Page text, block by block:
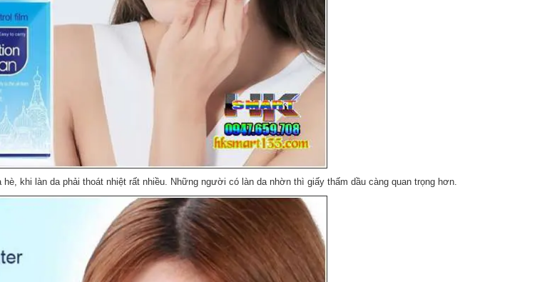
khi làn da phải thoát nhiệt rất nhiều. Những người có làn da nhờn thì giấy thấm dầu càng quan trọng hơn.